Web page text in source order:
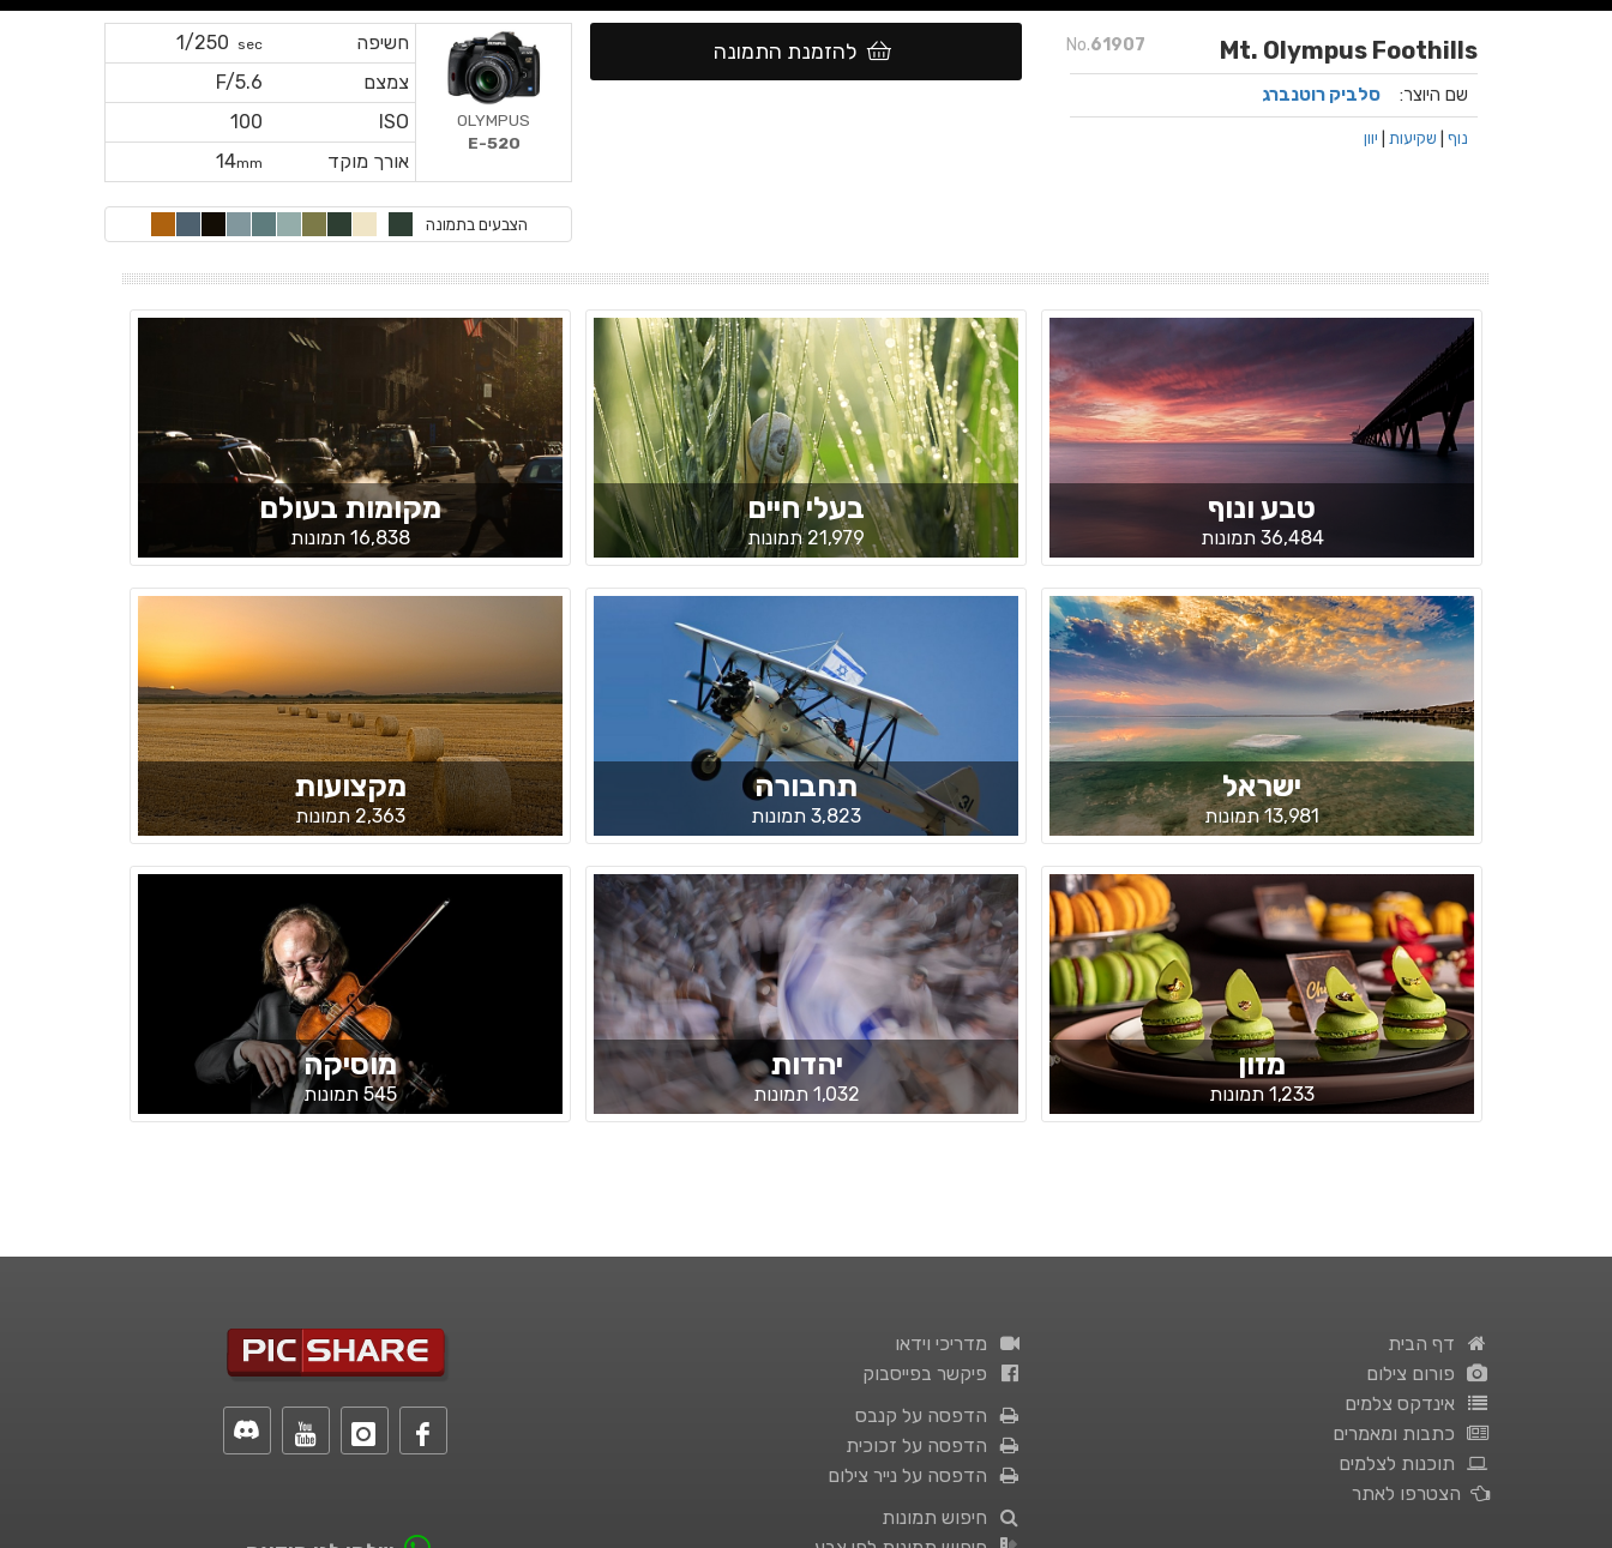
No.61907 Mt. Olympus Foothills
שם היוצר: סלביק רוטנברג
נוף שקיעות יוון
חשיפה sec
1/250
צמצם
F/5.6
ISO
100
אורך מוקד
14mm
OLYMPUS
E-520
הצבעים בתמונה
להזמנת התמונה
טבע ונוף
36,484 תמונות
בעלי חיים
21,979 תמונות
מקומות בעולם
16,838 תמונות
ישראל
13,981 תמונות
תחבורה
3,823 תמונות
מקצועות
2,363 תמונות
מזון
1,233 תמונות
יהדות
1,032 תמונות
מוסיקה
545 תמונות
מדריכי וידאו
פיקשר בפייסבוק
הדפסה על קנבס
הדפסה על זכוכית
הדפסה על נייר צילום
חיפוש תמונות
דף הבית
פורום צילום
אינדקס צלמים
כתבות ומאמרים
תוכנות לצלמים
הצטרפו לאתר